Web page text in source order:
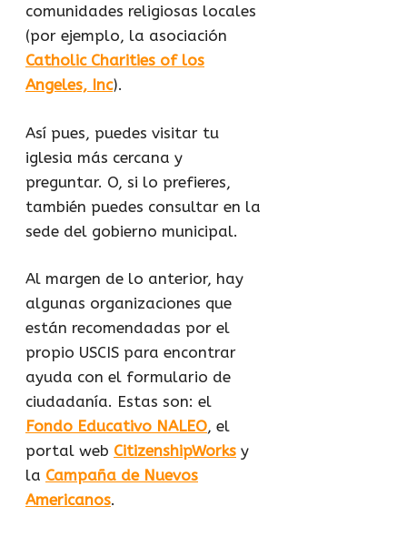
comunidades religiosas locales
(por ejemplo, la asociación
Catholic Charities of los
Angeles, Inc).
Así pues, puedes visitar tu
iglesia más cercana y
preguntar. O, si lo prefieres,
también puedes consultar en la
sede del gobierno municipal.
Al margen de lo anterior, hay
algunas organizaciones que
están recomendadas por el
propio USCIS para encontrar
ayuda con el formulario de
ciudadanía. Estas son: el
Fondo Educativo NALEO, el
portal web CitizenshipWorks y
la Campaña de Nuevos
Americanos.